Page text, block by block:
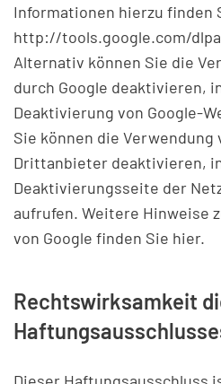
Informationen hierzu finden
http://tools.google.com/
Alternativ können Sie die
durch Google deaktivieren,
Deaktivierung von Google-
Sie können die Verwendung
Drittanbieter deaktivieren,
Deaktivierungsseite der
aufrufen. Weitere Hinweise
von Google finden Sie hier.
Rechtswirksamkeit